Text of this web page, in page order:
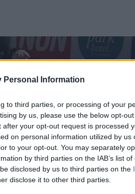
Personal Information
to third parties, or processing of your
by us, please use the below opt-
your opt-out request is processed
on personal information utilized by us
to your opt-out. You may separately
by third parties on the IAB’s list of
disclosed by us to third parties on the
disclose it to other third parties.